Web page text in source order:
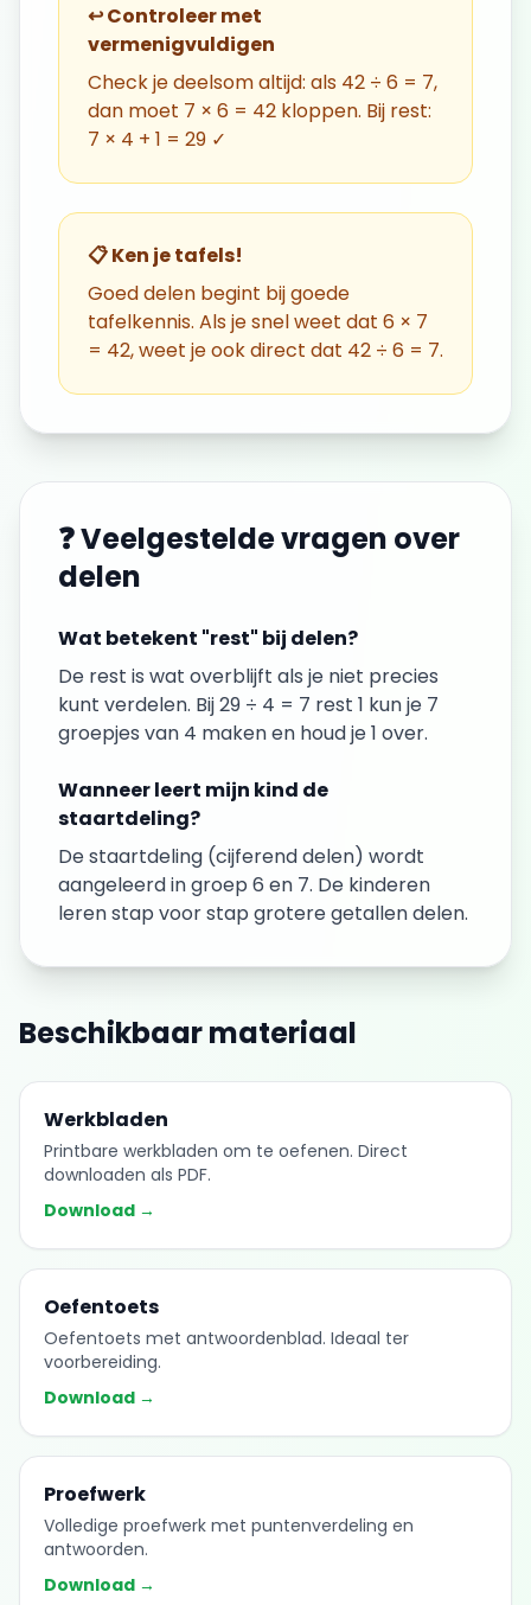
↩️ Controleer met
vermenigvuldigen
Check je deelsom altijd: als 42 ÷ 6 = 7,
dan moet 7 × 6 = 42 kloppen. Bij rest:
7 × 4 + 1 = 29 ✓
📋 Ken je tafels!
Goed delen begint bij goede
tafelkennis. Als je snel weet dat 6 × 7
= 42, weet je ook direct dat 42 ÷ 6 = 7.
❓ Veelgestelde vragen over
delen
Wat betekent "rest" bij delen?
De rest is wat overblijft als je niet precies
kunt verdelen. Bij 29 ÷ 4 = 7 rest 1 kun je 7
groepjes van 4 maken en houd je 1 over.
Wanneer leert mijn kind de
staartdeling?
De staartdeling (cijferend delen) wordt
aangeleerd in groep 6 en 7. De kinderen
leren stap voor stap grotere getallen delen.
Beschikbaar materiaal
Werkbladen
Printbare werkbladen om te oefenen. Direct
downloaden als PDF.
Download →
Oefentoets
Oefentoets met antwoordenblad. Ideaal ter
voorbereiding.
Download →
Proefwerk
Volledige proefwerk met puntenverdeling en
antwoorden.
Download →